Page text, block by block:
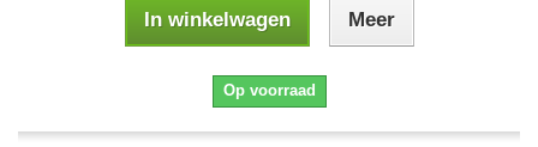
In winkelwagen Meer
Op voorraad